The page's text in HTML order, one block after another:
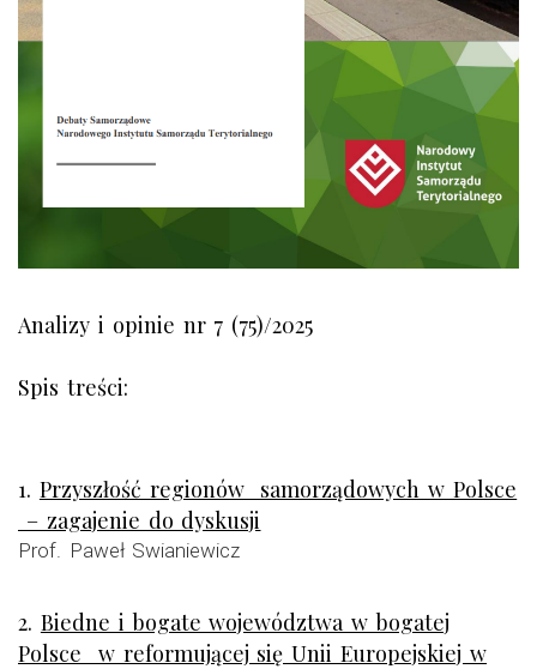
Analizy i opinie nr 7 (75)/2025
Spis treści:
1. Przyszłość regionów samorządowych w Polsce
– zagajenie do dyskusji
Prof. Paweł Swianiewicz
2. Biedne i bogate województwa w bogatej
Polsce w reformującej się Unii Europejskiej w